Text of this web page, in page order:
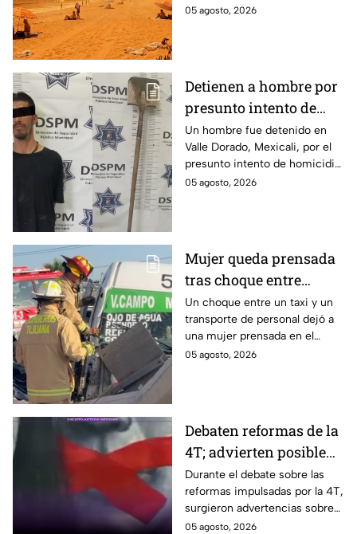
incendios, así que tomas
05 agosto, 2026
Detienen a hombre por
presunto intento de
homicidio con una pala
en Mexicali; habría
atacado a otro mientras
dormía
Un hombre fue detenido en
Valle Dorado, Mexicali, por el
presunto intento de homicidio
de otro con una pala. La
05 agosto, 2026
Mujer queda prensada
tras choque entre
transporte público y de
personal en Tijuana
Un choque entre un taxi y un
transporte de personal dejó a
una mujer prensada en el
bulevar Insurgentes, a la altura
05 agosto, 2026
Debaten reformas de la
4T; advierten posible
control sobre la
información y voces
críticas
Durante el debate sobre las
reformas impulsadas por la 4T,
surgieron advertencias sobre
un posible impacto en la
05 agosto, 2026